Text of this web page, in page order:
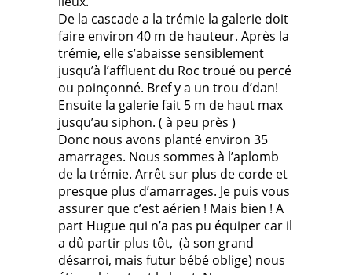
De la cascade a la trémie la galerie doit
faire environ 40 m de hauteur. Après la
trémie, elle s’abaisse sensiblement
jusqu’à l’affluent du Roc troué ou percé
ou poinçonné. Bref y a un trou d’dan!
Ensuite la galerie fait 5 m de haut max
jusqu’au siphon. ( à peu près )
Donc nous avons planté environ 35
amarrages. Nous sommes à l’aplomb
de la trémie. Arrêt sur plus de corde et
presque plus d’amarrages. Je puis vous
assurer que c’est aérien ! Mais bien ! A
part Hugue qui n’a pas pu équiper car il
a dû partir plus tôt, (à son grand
désarroi, mais futur bébé oblige) nous